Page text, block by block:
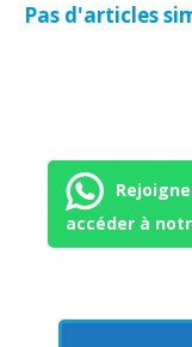
Pas d'articles
accéder à